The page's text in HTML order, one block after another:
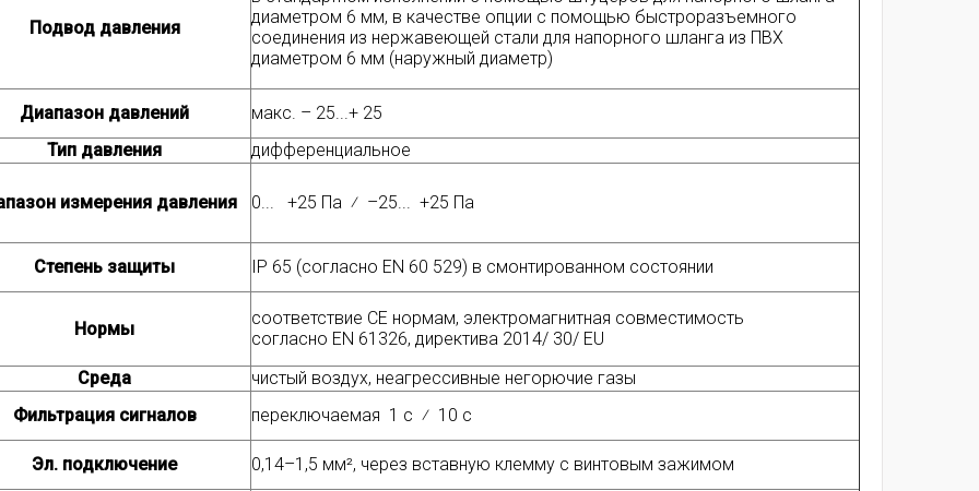
Подвод давления
диаметром 6 мм, в качестве опции с помощью быстроразъемного
соединения из нержавеющей стали для напорного шланга из ПВХ
диаметром 6 мм (наружный диаметр)
Диапазон давлений
макс. – 25...+ 25
Тип давления
дифференциальное
измерения давления 0... +25 Па ⁄ –25... +25 Па
Степень защиты IP 65 (согласно EN 60 529) в смонтированном состоянии
Нормы
соответствие CE нормам, электромагнитная совместимость
согласно EN 61326, директива 2014/ 30/ EU
Среда
чистый воздух, неагрессивные негорючие газы
Фильтрация сигналов
переключаемая 1 с ⁄ 10 с
Эл. подключение 0,14–1,5 мм², через вставную клемму с винтовым зажимом